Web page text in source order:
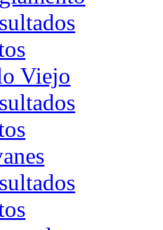
Viejo